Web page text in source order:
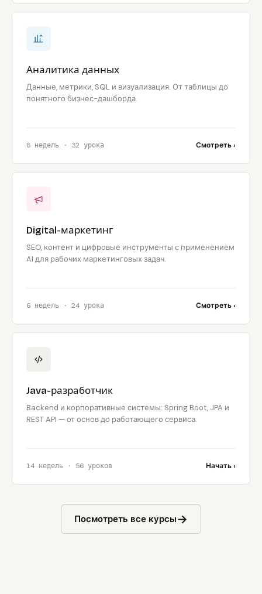
Аналитика данных
Данные, метрики, SQL и визуализация. От таблицы до
понятного бизнес-дашборда.
8 недель · 32 урока Смотреть ›
Digital-маркетинг
SEO, контент и цифровые инструменты с применением
AI для рабочих маркетинговых задач.
6 недель · 24 урока Смотреть ›
Java-разработчик
Backend и корпоративные системы: Spring Boot, JPA и
REST API — от основ до работающего сервиса.
14 недель · 56 уроков Начать ›
Посмотреть все курсы→